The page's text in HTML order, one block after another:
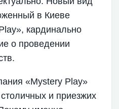
в Киеве
кардинально
о проведении
«Mystery Play»
и приезжих